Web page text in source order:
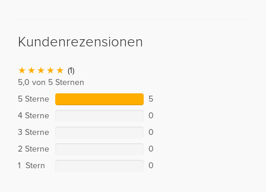
Kundenrezensionen
(1)
5,0 von 5 Sternen
5 Sterne
5
4 Sterne
0
3 Sterne
0
2 Sterne
0
1 Stern
0